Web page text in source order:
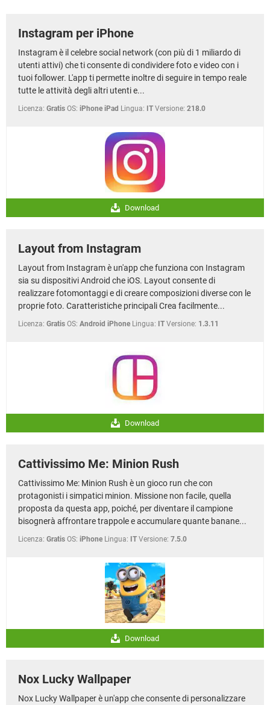
Instagram per iPhone
Instagram è il celebre social network (con più di 1 miliardo di
utenti attivi) che ti consente di condividere foto e video con i
tuoi follower. L'app ti permette inoltre di seguire in tempo reale
tutte le attività degli altri utenti e...
Licenza: Gratis OS: iPhone iPad Lingua: IT Versione: 218.0
Download
Layout from Instagram
Layout from Instagram è un'app che funziona con Instagram
sia su dispositivi Android che iOS. Layout consente di
realizzare fotomontaggi e di creare composizioni diverse con le
proprie foto. Caratteristiche principali Crea facilmente...
Licenza: Gratis OS: Android iPhone Lingua: IT Versione: 1.3.11
Download
Cattivissimo Me: Minion Rush
Cattivissimo Me: Minion Rush è un gioco run che con
protagonisti i simpatici minion. Missione non facile, quella
proposta da questa app, poiché, per diventare il campione
bisognerà affrontare trappole e accumulare quante banane...
Licenza: Gratis OS: iPhone Lingua: IT Versione: 7.5.0
Download
Nox Lucky Wallpaper
Nox Lucky Wallpaper è un'app che consente di personalizzare